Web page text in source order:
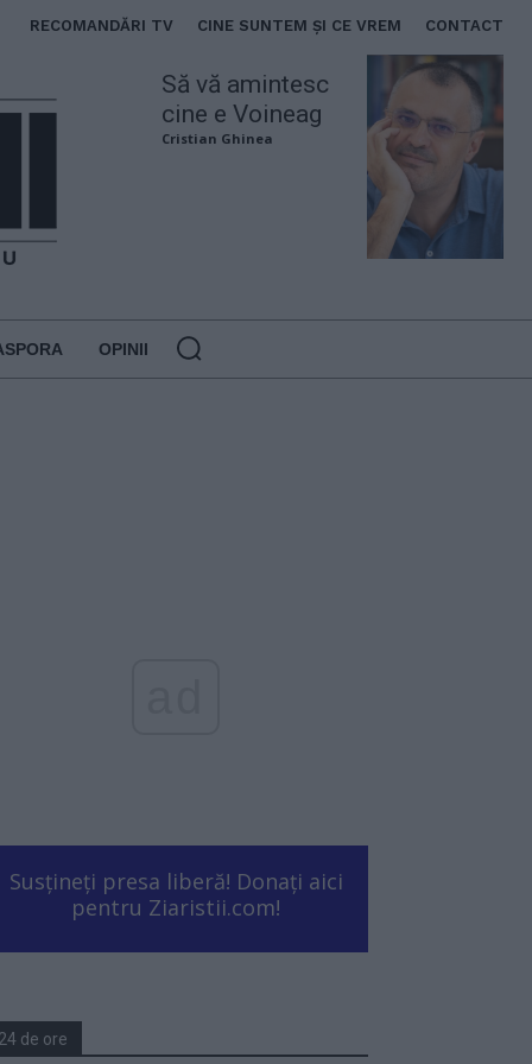
RECOMANDĂRI TV CINE SUNTEM ȘI CE VREM CONTACT
Să vă amintesc
cine e Voineag
Cristian Ghinea
OPINII
Susțineți presa liberă! Donați aici
pentru Ziaristii.com!
24 de ore